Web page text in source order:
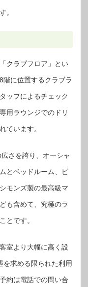
。
クラブフロア」とい
階に位置するクラブラ
ッフによるチェック
用ラウンジでのドリ
ています。
さを誇り、オーシャ
とベッドルーム、ビ
モンズ製の最高級マ
も含めて、究極のラ
とです。
室より大幅に高く設
を求める限られた利用
約は電話での問い合